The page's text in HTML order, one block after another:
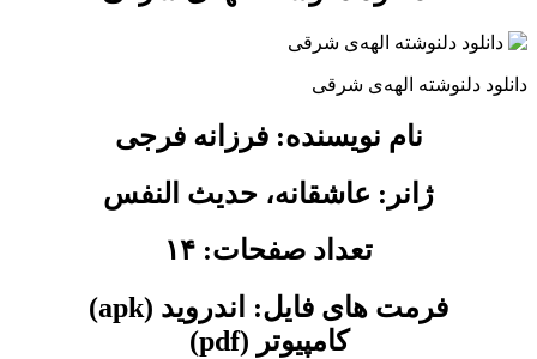
دانلود دلنوشته الهه‌ی شرقی
نام نویسنده: فرزانه فرجی
ژانر: عاشقانه، حدیث النفس
تعداد صفحات: ۱۴
فرمت های فایل: اندروید (apk)
کامپیوتر (pdf)